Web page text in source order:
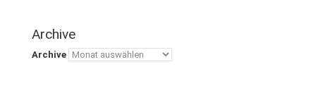
Archive
Archive